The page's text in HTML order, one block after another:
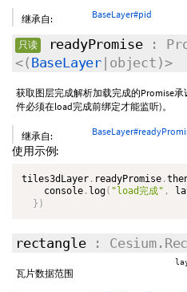
继承自: BaseLayer#pid
只读 readyPromise:
<( BaseLayer |object)>
获取图层完成解析加载完成的Promise
件必须在load完成前绑定才能监听)。
继承自:
使用示例:
tiles3dLayer . readyPromise .
    console
. log( "load完成" ,
} )
rectangle:
瓦片数据范围